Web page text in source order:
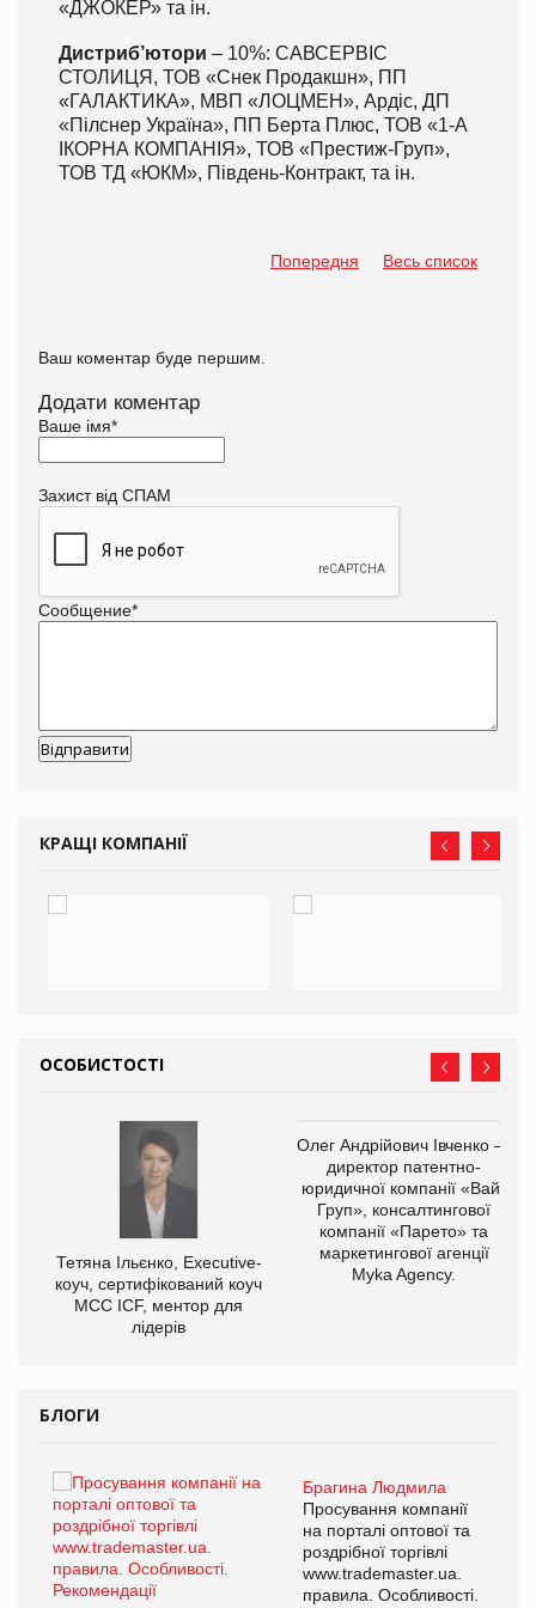
«ДЖОКЕР» та ін.
Дистриб’ютори – 10%: САВСЕРВІС
СТОЛИЦЯ, ТОВ «Снек Продакшн», ПП
«ГАЛАКТИКА», МВП «ЛОЦМЕН», Ардіс, ДП
«Пілснер Україна», ПП Берта Плюс, ТОВ «1-А
ІКОРНА КОМПАНІЯ», ТОВ «Престиж-Груп»,
ТОВ ТД «ЮКМ», Південь-Контракт, та ін.
Попередня Весь список
Ваш коментар буде першим.
Додати коментар
Ваше імя*
Захист від СПАМ
Сообщение*
КРАЩІ КОМПАНІЇ
ОСОБИСТОСТІ
Тетяна Ільєнко, Executive-
коуч, сертифікований коуч
МСС ICF, ментор для
лідерів
Олег Андрійович Івченко —
директор патентно-
юридичної компанії «Вайз
Груп», консалтингової
компанії «Парето» та
маркетингової агенції
Myka Agency.
БЛОГИ
Брагина Людмила
Просування компанії
на порталі оптової та
роздрібної торгівлі
www.trademaster.ua.
правила. Особливості.